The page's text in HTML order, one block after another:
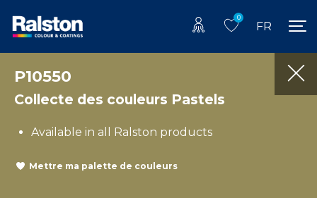
0
FR
P10550
Collecte des couleurs Pastels
Available in all Ralston products
Mettre ma palette de couleurs